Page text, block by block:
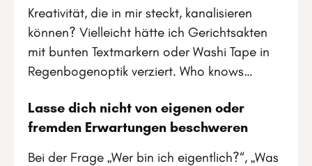
Kreativität, die in mir steckt, kanalisieren
können? Vielleicht hätte ich Gerichtsakten
mit bunten Textmarkern oder Washi Tape in
Regenbogenoptik verziert. Who knows…
Lasse dich nicht von eigenen oder
fremden Erwartungen beschweren
Bei der Frage „Wer bin ich eigentlich?“, „Was